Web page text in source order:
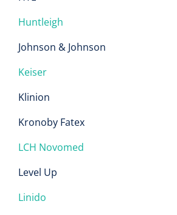
Huntleigh
Johnson & Johnson
Keiser
Klinion
Kronoby Fatex
LCH Novomed
Level Up
Linido